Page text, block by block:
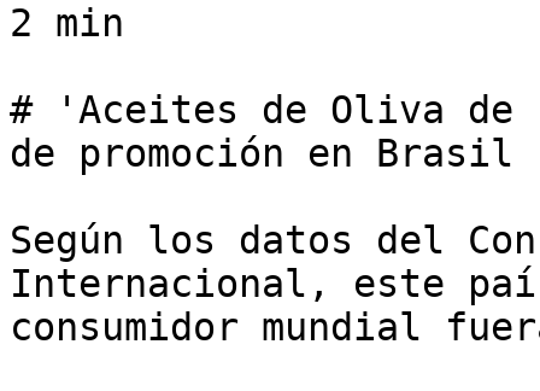
2 min
# 'Aceites de Oliva de
de promoción en Brasil
Según los datos del
Internacional, este
consumidor mundial